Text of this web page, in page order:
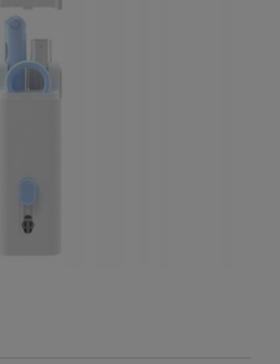
kosztów płatności